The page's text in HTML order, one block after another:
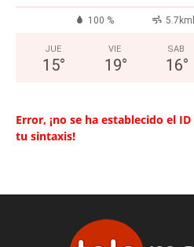
100 %
JUE
15°
VIE
19°
SAB
16°
Error, ¡no se ha establecido el
tu sintaxis!